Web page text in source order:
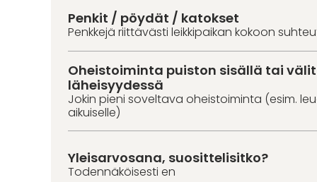
Penkit / pöydät / katokset
Penkkejä riittävästi leikkipaikan kokoon
Oheistoiminta puiston sisällä tai
läheisyydessä
Jokin pieni soveltava oheistoiminta (esim.
aikuiselle)
Yleisarvosana, suosittelisitko?
Todennäköisesti en